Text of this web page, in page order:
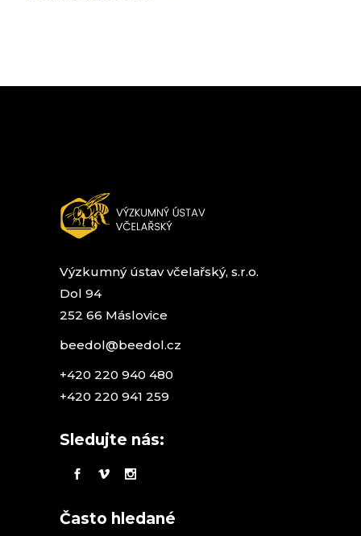
Výzkumný ústav včelařský, s.r.o.
Dol 94
252 66 Máslovice
beedol@beedol.cz
+420 220 940 480
+420 220 941 259
Sledujte nás:
Často hledané